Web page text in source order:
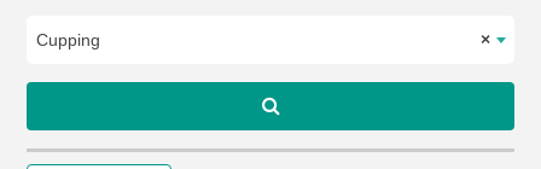
×
Cupping